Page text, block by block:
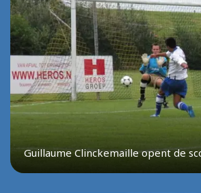
Guillaume Clinckemaille opent de